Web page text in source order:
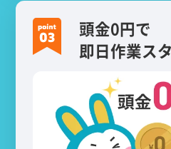
頭金0円で
即日作業ス